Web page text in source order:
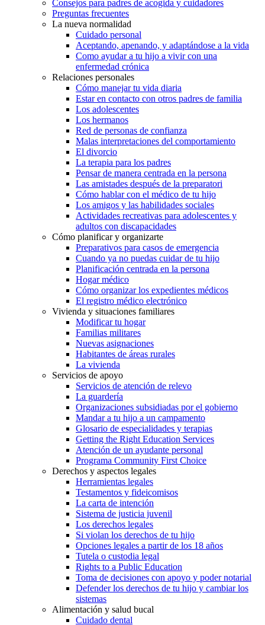
Consejos para padres de acogida y cuidadores
Preguntas frecuentes
La nueva normalidad
Cuidado personal
Aceptando, apenando, y adaptándose a la vida
Como ayudar a tu hijo a vivir con una
enfermedad crónica
Relaciones personales
Cómo manejar tu vida diaria
Estar en contacto con otros padres de familia
Los adolescentes
Los hermanos
Red de personas de confianza
Malas interpretaciones del comportamiento
El divorcio
La terapia para los padres
Pensar de manera centrada en la persona
Las amistades después de la preparatori
Cómo hablar con el médico de tu hijo
Los amigos y las habilidades sociales
Actividades recreativas para adolescentes y
adultos con discapacidades
Cómo planificar y organizarte
Preparativos para casos de emergencia
Cuando ya no puedas cuidar de tu hijo
Planificación centrada en la persona
Hogar médico
Cómo organizar los expedientes médicos
El registro médico electrónico
Vivienda y situaciones familiares
Modificar tu hogar
Familias militares
Nuevas asignaciones
Habitantes de áreas rurales
La vivienda
Servicios de apoyo
Servicios de atención de relevo
La guardería
Organizaciones subsidiadas por el gobierno
Mandar a tu hijo a un campamento
Glosario de especialidades y terapias
Getting the Right Education Services
Atención de un ayudante personal
Programa Community First Choice
Derechos y aspectos legales
Herramientas legales
Testamentos y fideicomisos
La carta de intención
Sistema de justicia juvenil
Los derechos legales
Si violan los derechos de tu hijo
Opciones legales a partir de los 18 años
Tutela o custodia legal
Rights to a Public Education
Toma de decisiones con apoyo y poder notarial
Defender los derechos de tu hijo y cambiar los
sistemas
Alimentación y salud bucal
Cuidado dental